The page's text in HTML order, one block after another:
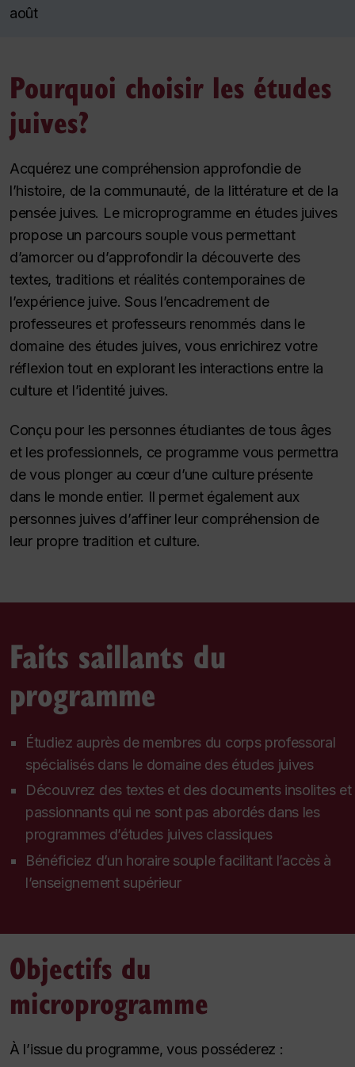
août
Pourquoi choisir les études
juives?
Acquérez une compréhension approfondie de
l’histoire, de la communauté, de la littérature et de la
pensée juives. Le microprogramme en études juives
propose un parcours souple vous permettant
d’amorcer ou d’approfondir la découverte des
textes, traditions et réalités contemporaines de
l’expérience juive. Sous l’encadrement de
professeures et professeurs renommés dans le
domaine des études juives, vous enrichirez votre
réflexion tout en explorant les interactions entre la
culture et l’identité juives.
Conçu pour les personnes étudiantes de tous âges
et les professionnels, ce programme vous permettra
de vous plonger au cœur d’une culture présente
dans le monde entier. Il permet également aux
personnes juives d’affiner leur compréhension de
leur propre tradition et culture.
Faits saillants du
programme
Étudiez auprès de membres du corps professoral
spécialisés dans le domaine des études juives
Découvrez des textes et des documents insolites et
passionnants qui ne sont pas abordés dans les
programmes d’études juives classiques
Bénéficiez d’un horaire souple facilitant l’accès à
l’enseignement supérieur
Objectifs du
microprogramme
À l’issue du programme, vous posséderez :